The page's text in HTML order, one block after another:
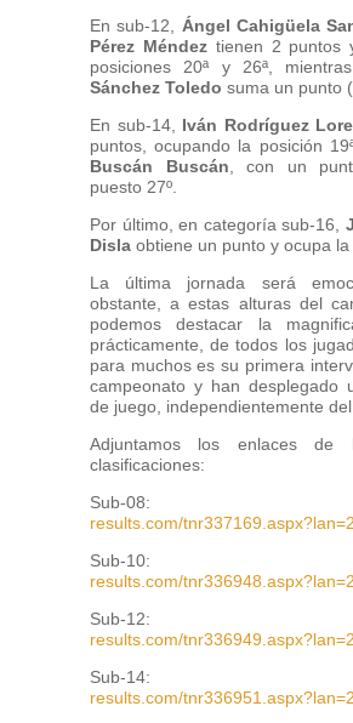
En sub-12, Ángel Cahigüela
Pérez Méndeztienen 2 puntos
posiciones 20ª y 26ª,
Sánchez Toledo suma un punto
En sub-14, Iván Rodríguez
puntos, ocupando la posición
Buscán Buscán , con un
puesto 27º.
Por último, en categoría sub-16,
Disla obtiene un punto y ocupa la
La última jornada será
obstante, a estas alturas del
podemos destacar la
prácticamente, de todos los
para muchos es su primera
campeonato y han desplegado
de juego, independientemente del
Adjuntamos los enlaces de
clasificaciones:
Sub-08:
results.com/
Sub-10:
results.com/
Sub-12:
results.com/
Sub-14:
results.com/